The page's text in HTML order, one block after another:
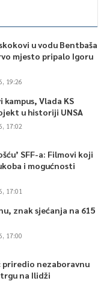
u vodu Bentbaša
mjesto pripalo Igoru
19:26
Vlada KS
u historiji UNSA
17:02
SFF-a: Filmovi koji
i mogućnosti
17:01
znak sjećanja na 615
17:00
priredio nezaboravnu
na Ilidži